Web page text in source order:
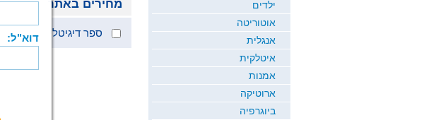
מחירים באתר
ספר דיגיטלי (ePub)
ילדים
אוטוריטה
אנגלית
איטלקית
אמנות
ארוטיקה
ביוגרפיה